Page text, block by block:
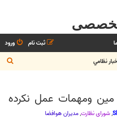
تخصصی
ورود
ثبت نام
نظامي
س
ومهمات عمل نكرده
,شوراي نظارت,مديران هوافضا